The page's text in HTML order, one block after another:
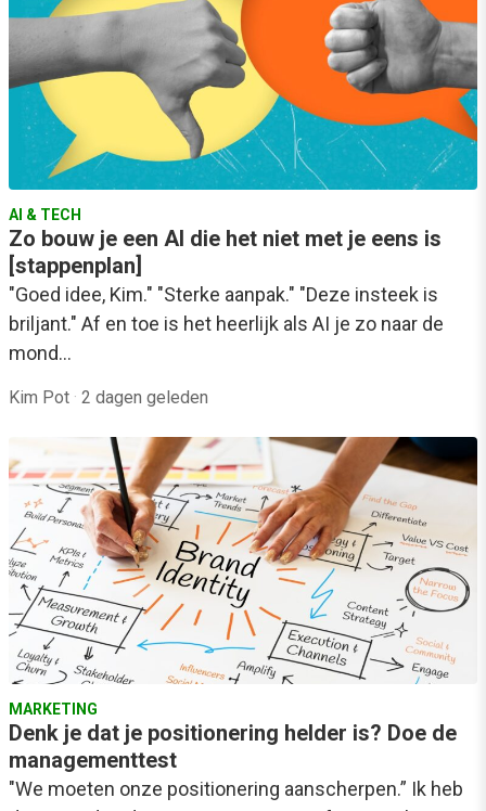
AI & TECH
Zo bouw je een AI die het niet met je eens is
[stappenplan]
"Goed idee, Kim." "Sterke aanpak." "Deze insteek is
briljant." Af en toe is het heerlijk als AI je zo naar de
mond…
Kim Pot · 2 dagen geleden
MARKETING
Denk je dat je positionering helder is? Doe de
managementtest
"We moeten onze positionering aanscherpen.” Ik heb